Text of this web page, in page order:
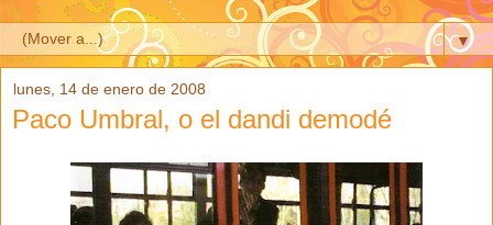
▼
lunes, 14 de enero de 2008
Paco Umbral, o el dandi demodé